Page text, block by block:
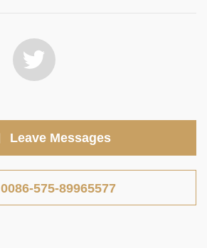
Leave Messages
0086-575-89965577